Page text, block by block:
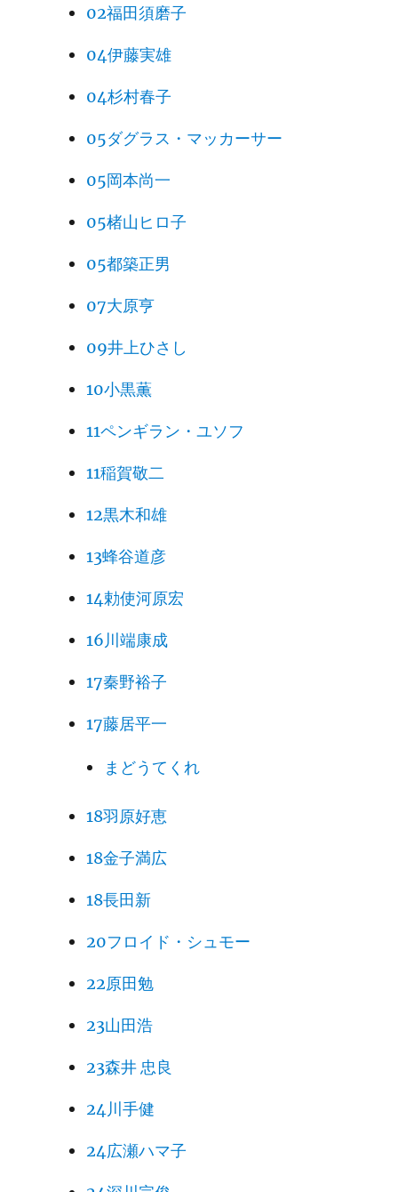
02福田須磨子
04伊藤実雄
04杉村春子
05ダグラス・マッカーサー
05岡本尚一
05楮山ヒロ子
05都築正男
07大原亨
09井上ひさし
10小黒薫
11ペンギラン・ユソフ
11稲賀敬二
12黒木和雄
13蜂谷道彦
14勅使河原宏
16川端康成
17秦野裕子
17藤居平一
まどうてくれ
18羽原好恵
18金子満広
18長田新
20フロイド・シュモー
22原田勉
23山田浩
23森井 忠良
24川手健
24広瀬ハマ子